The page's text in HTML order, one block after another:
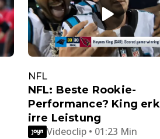
NFL
NFL: Beste Rookie-
Performance? King
irre Leistung
Videoclip • 01:23 Min